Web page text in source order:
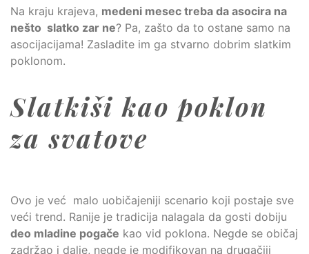
Na kraju krajeva, medeni mesec treba da asocira na
nešto slatko zar ne? Pa, zašto da to ostane samo na
asocijacijama! Zasladite im ga stvarno dobrim slatkim
poklonom.
Slatkiši kao poklon
za svatove
Ovo je već malo uobičajeniji scenario koji postaje sve
veći trend. Ranije je tradicija nalagala da gosti dobiju
deo mladine pogače kao vid poklona. Negde se običaj
zadržao i dalje, negde je modifikovan na drugačiji